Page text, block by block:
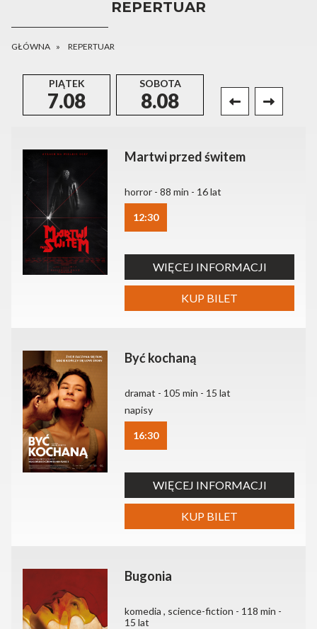
REPERTUAR
GŁÓWNA REPERTUAR
PIĄTEK
7.08
SOBOTA
8.08 9.08
Martwi przed świtem
horror - 88 min - 16 lat
12:30
WIĘCEJ INFORMACJI
KUP BILET
Być kochaną
dramat - 105 min - 15 lat
napisy
16:30
WIĘCEJ INFORMACJI
KUP BILET
Bugonia
komedia , science-fiction - 118 min -
15 lat